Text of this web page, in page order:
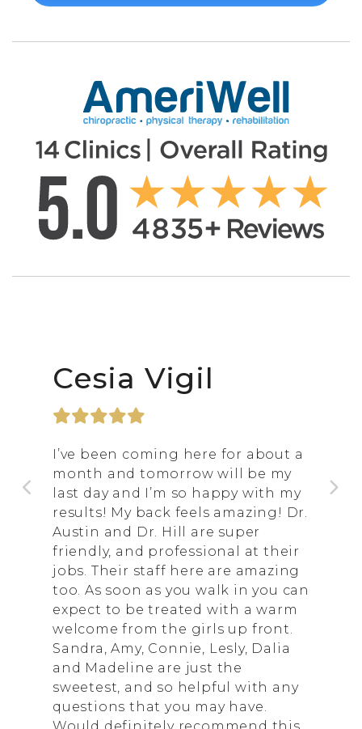
Cesia Vigil
I’ve been coming here for about a
month and tomorrow will be my
last day and I’m so happy with my
results! My back feels amazing! Dr.
Austin and Dr. Hill are super
friendly, and professional at their
jobs. Their staff here are amazing
too. As soon as you walk in you can
expect to be treated with a warm
welcome from the girls up front.
Sandra, Amy, Connie, Lesly, Dalia
and Madeline are just the
sweetest, and so helpful with any
questions that you may have.